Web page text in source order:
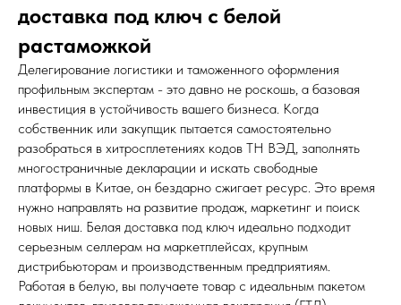
доставка под ключ с белой
растаможкой
Делегирование логистики и таможенного оформления
профильным экспертам - это давно не роскошь, а базовая
инвестиция в устойчивость вашего бизнеса. Когда
собственник или закупщик пытается самостоятельно
разобраться в хитросплетениях кодов ТН ВЭД, заполнять
многостраничные декларации и искать свободные
платформы в Китае, он бездарно сжигает ресурс. Это время
нужно направлять на развитие продаж, маркетинг и поиск
новых ниш. Белая доставка под ключ идеально подходит
серьезным селлерам на маркетплейсах, крупным
дистрибьюторам и производственным предприятиям.
Работая в белую, вы получаете товар с идеальным пакетом